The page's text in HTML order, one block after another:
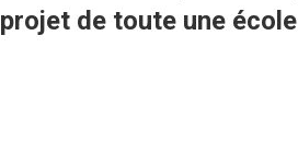
projet de toute une école